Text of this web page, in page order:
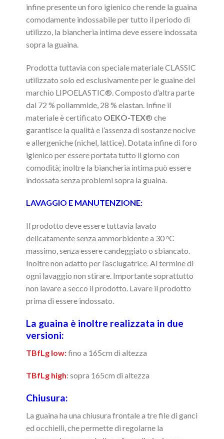
infine presente un foro igienico che rende la guaina
comodamente indossabile per tutto il periodo di
utilizzo, la biancheria intima deve essere indossata
sopra la guaina.
Prodotta tuttavia con speciale materiale CLASSIC
utilizzato solo ed esclusivamente per le guaine del
marchio LIPOELASTIC®. Composto d’altra parte
dal 72 % poliammide, 28 % elastan. Infine il
materiale è certificato OEKO-TEX® che
garantisce la qualità e l’assenza di sostanze nocive
e allergeniche (nichel, lattice). Dotata infine di foro
igienico per essere portata tutto il giorno con
comodità; inoltre la biancheria intima può essere
indossata senza problemi sopra la guaina.
LAVAGGIO E MANUTENZIONE:
Il prodotto deve essere tuttavia lavato
delicatamente senza ammorbidente a 30 ᵒC
massimo, senza essere candeggiato o sbiancato.
Inoltre non adatto per l’asciugatrice. Al termine di
ogni lavaggio non stirare. Importante soprattutto
non lavare a secco il prodotto. Lavare il prodotto
prima di essere indossato.
La guaina è inoltre realizzata in due
versioni:
TBfLg low:fino a 165cm di altezza
TBfLg high:sopra 165cm di altezza
Chiusura:
La guaina ha una chiusura frontale a tre file di ganci
ed occhielli, che permette di regolarne la